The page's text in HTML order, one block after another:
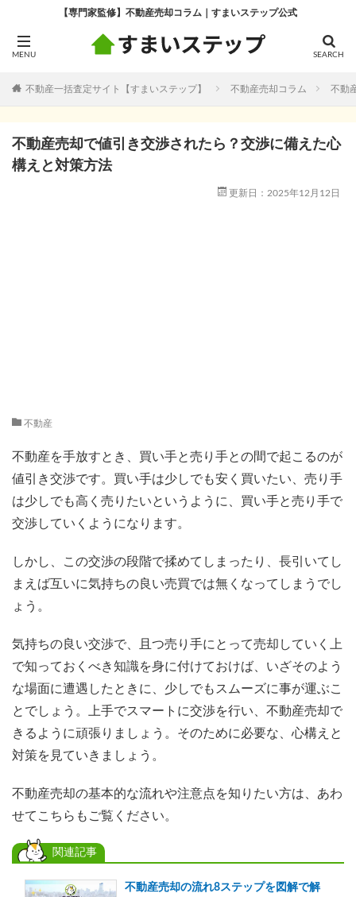
【専門家監修】不動産売却コラム｜すまいステップ公式
不動産一括査定サイト【すまいステップ】 不動産売却コラム 不動
不動産売却で値引き交渉されたら？交渉に備えた心
構えと対策方法
更新日：2025年12月12日
不動産
不動産を手放すとき、買い手と売り手との間で起こるのが
値引き交渉です。買い手は少しでも安く買いたい、売り手
は少しでも高く売りたいというように、買い手と売り手で
交渉していくようになります。
しかし、この交渉の段階で揉めてしまったり、長引いてし
まえば互いに気持ちの良い売買では無くなってしまうでし
ょう。
気持ちの良い交渉で、且つ売り手にとって売却していく上
で知っておくべき知識を身に付けておけば、いざそのよう
な場面に遭遇したときに、少しでもスムーズに事が運ぶこ
とでしょう。上手でスマートに交渉を行い、不動産売却で
きるように頑張りましょう。そのために必要な、心構えと
対策を見ていきましょう。
不動産売却の基本的な流れや注意点を知りたい方は、あわ
せてこちらもご覧ください。
関連記事
不動産売却の流れ8ステップを図解で解